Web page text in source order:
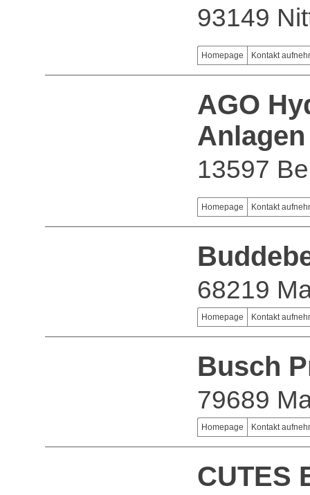
93149
Homepage Kontakt
AGO
13597
Homepage Kontakt
68219
Homepage Kontakt
Busch
79689
Homepage Kontakt
CUTES